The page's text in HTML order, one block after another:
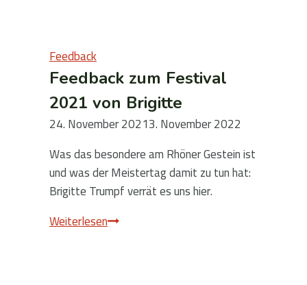
Feedback
Feedback zum Festival
2021 von Brigitte
24. November 20213. November 2022
Was das besondere am Rhöner Gestein ist
und was der Meistertag damit zu tun hat:
Brigitte Trumpf verrät es uns hier.
WeiterlesenFeedback